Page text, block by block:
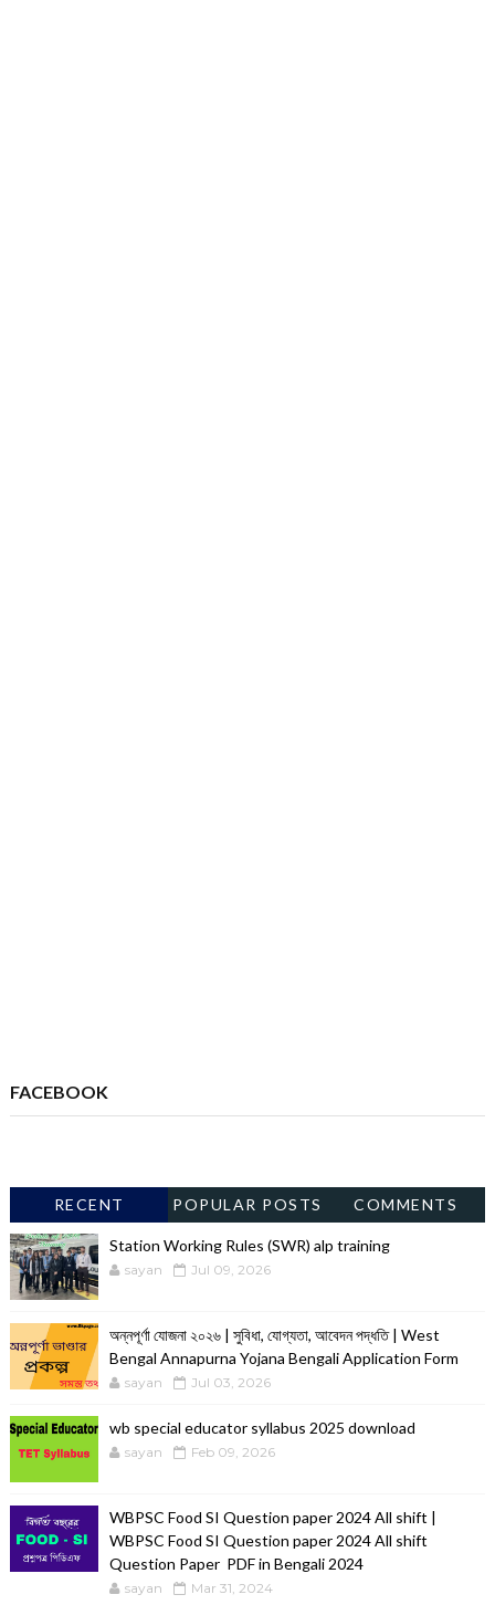
FACEBOOK
RECENT POPULAR POSTS COMMENTS
Station Working Rules (SWR) alp training
sayan Jul 09, 2026
অন্নপূর্ণা যোজনা ২০২৬ | সুবিধা, যোগ্যতা, আবেদন পদ্ধতি | West
Bengal Annapurna Yojana Bengali Application Form
sayan Jul 03, 2026
wb special educator syllabus 2025 download
sayan Feb 09, 2026
WBPSC Food SI Question paper 2024 All shift |
WBPSC Food SI Question paper 2024 All shift
Question Paper PDF in Bengali 2024
sayan Mar 31, 2024